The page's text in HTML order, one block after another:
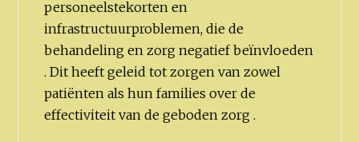
personeelstekorten en
infrastructuurproblemen, die de
behandeling en zorg negatief beïnvloeden
. Dit heeft geleid tot zorgen van zowel
patiënten als hun families over de
effectiviteit van de geboden zorg .